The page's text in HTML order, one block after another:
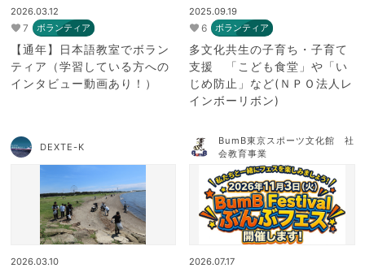
2026.03.12
7 ボランティア
【通年】日本語教室でボラン
ティア（学習している方への
インタビュー動画あり！）
2025.09.19
6 ボランティア
多文化共生の子育ち・子育て
支援 「こども食堂」や「い
じめ防止」など(ＮＰＯ法人レ
インボーリボン)
DEXTE-K
2026.03.10
BumB東京スポーツ文化館 社
会教育事業
2026.07.17